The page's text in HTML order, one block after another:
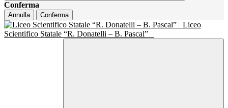
Conferma
Annulla Conferma
Liceo
Scientifico Statale “R. Donatelli – B. Pascal”